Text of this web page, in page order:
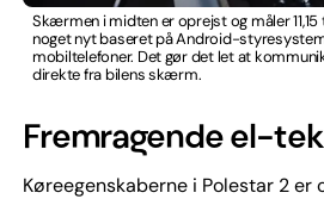
Skærmen i midten er oprejst og måler
noget nyt baseret på Android-
mobiltelefoner. Det gør det let at
direkte fra bilens skærm.
Fremragende el-
Køreegenskaberne i Polestar 2 er